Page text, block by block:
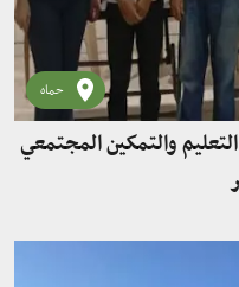
حماه
والتمكين المجتمعي